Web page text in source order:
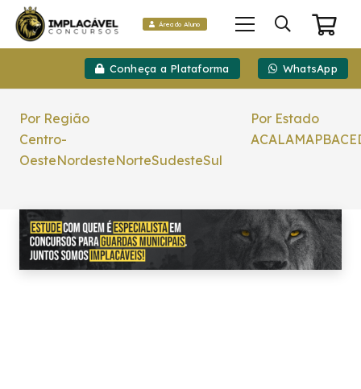
Área do Aluno
Conheça a Plataforma WhatsApp
Por Região
Centro-
OesteNordesteNorteSudesteSul
Por Estado
ACALAMAPBACE